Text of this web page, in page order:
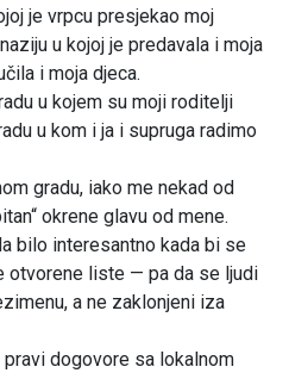
je vrpcu presjekao moj
u kojoj je predavala i moja
i moja djeca.
u kojem su moji roditelji
u kom i ja i supruga radimo
gradu, iako me nekad od
okrene glavu od mene.
bilo interesantno kada bi se
otvorene liste — pa da se ljudi
a ne zaklonjeni iza
dogovore sa lokalnom